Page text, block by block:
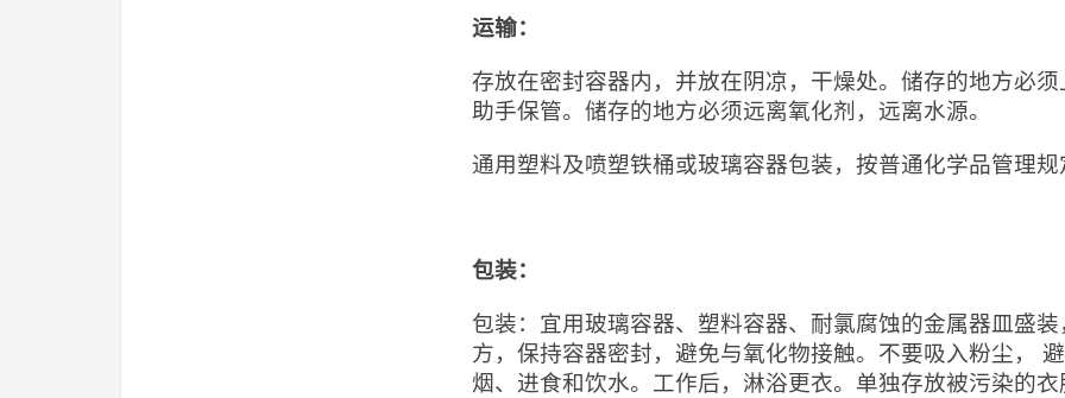
运输：
存放在密封容器内，并放在阴凉，干燥处。储存的地方必
助手保管。储存的地方必须远离氧化剂，远离水源。
通用塑料及喷塑铁桶或玻璃容器包装，按普通化学品管理
包装：
包装：宜用玻璃容器、塑料容器、耐氯腐蚀的金属器皿盛
方，保持容器密封，避免与氧化物接触。不要吸入粉尘，
烟、进食和饮水。工作后，淋浴更衣。单独存放被污染的